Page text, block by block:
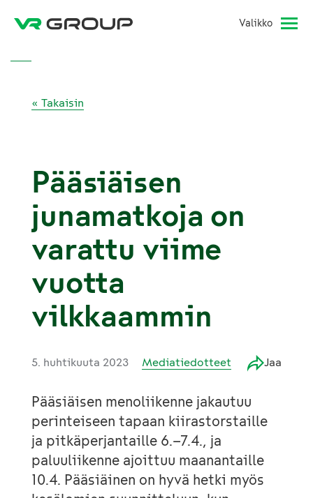
Valikko
« Takaisin
Pääsiäisen
junamatkoja on
varattu viime
vuotta
vilkkaammin
5. huhtikuuta 2023 Mediatiedotteet Jaa
Pääsiäisen menoliikenne jakautuu
perinteiseen tapaan kiirastorstaille
ja pitkäperjantaille 6.–7.4., ja
paluuliikenne ajoittuu maanantaille
10.4. Pääsiäinen on hyvä hetki myös